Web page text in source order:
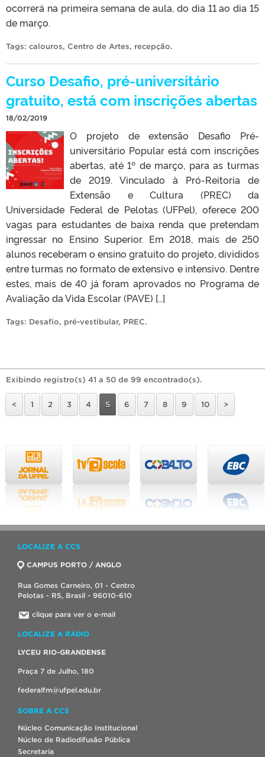
ocorrerá na primeira semana de aula, do dia 11 ao dia 15
de março.
Tags: calouros, Centro de Artes, recepção.
Curso Desafio, pré-universitário
gratuito, está com inscrições abertas
18/02/2019
O projeto de extensão Desafio Pré-
universitário Popular está com inscrições
abertas, até 1º de março, para as turmas
de 2019. Vinculado à Pró-Reitoria de
Extensão e Cultura (PREC) da
Universidade Federal de Pelotas (UFPel), oferece 200
vagas para estudantes de baixa renda que pretendam
ingressar no Ensino Superior. Em 2018, mais de 250
alunos receberam o ensino gratuito do projeto, divididos
entre turmas no formato de extensivo e intensivo. Dentre
estes, mais de 40 já foram aprovados no Programa de
Avaliação da Vida Escolar (PAVE) […]
Tags: Desafio, pré-vestibular, PREC.
Exibindo registro(s) 41 a 50 de 99 encontrado(s).
< 1 2 3 4 5 6 7 8 9 10 >
LOCALIZE A CCS
CAMPUS PORTO / ANGLO
Rua Gomes Carneiro, 01 - Centro
Pelotas - RS, Brasil - 96010-610
clique para ver o e-mail
LOCALIZE A RÁDIO
LYCEU RIO-GRANDENSE
Praça 7 de Julho, 180
federalfm@ufpel.edu.br
SOBRE A CCS
Núcleo Comunicação Institucional
Núcleo de Radiodifusão Pública
Secretaria